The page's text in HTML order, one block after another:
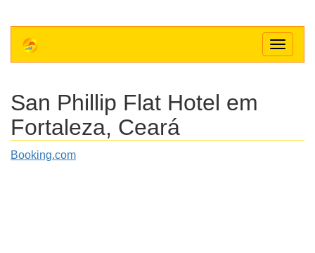
Toggle
San Phillip Flat Hotel em
Fortaleza, Ceará
Booking.com